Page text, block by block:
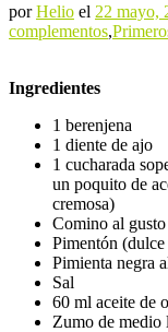
porHelio el 22 mayo,
complementos,
Ingredientes
1 berenjena
1 diente de ajo
1 cucharada
un poquito de
cremosa)
Comino al gusto
Pimentón
Pimienta negra
Sal
60 ml aceite de
Zumo de medio